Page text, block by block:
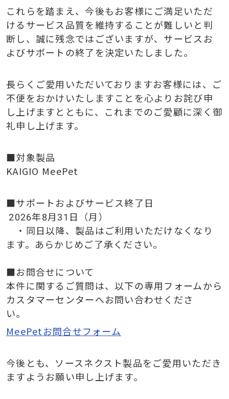
これらを踏まえ、今後もお客様にご満足いただ
けるサービス品質を維持することが難しいと判
断し、誠に残念ではございますが、サービスお
よびサポートの終了を決定いたしました。
長らくご愛用いただいておりますお客様には、ご
不便をおかけいたしますことを心よりお詫び申
し上げますとともに、これまでのご愛顧に深く御
礼申し上げます。
■対象製品
KAIGIO MeePet
■サポートおよびサービス終了日
2026年8月31 日（月）
・同日以降、製品はご利用いただけなくなり
ます。あらかじめご了承ください。
■お問合せについて
本件に関するご質問は、以下の専用フォームから
カスタマーセンターへお問い合わせくださ
い。
MeePetお問合せフォーム
今後とも、ソースネクスト製品をご愛用いただき
ますようお願い申し上げます。